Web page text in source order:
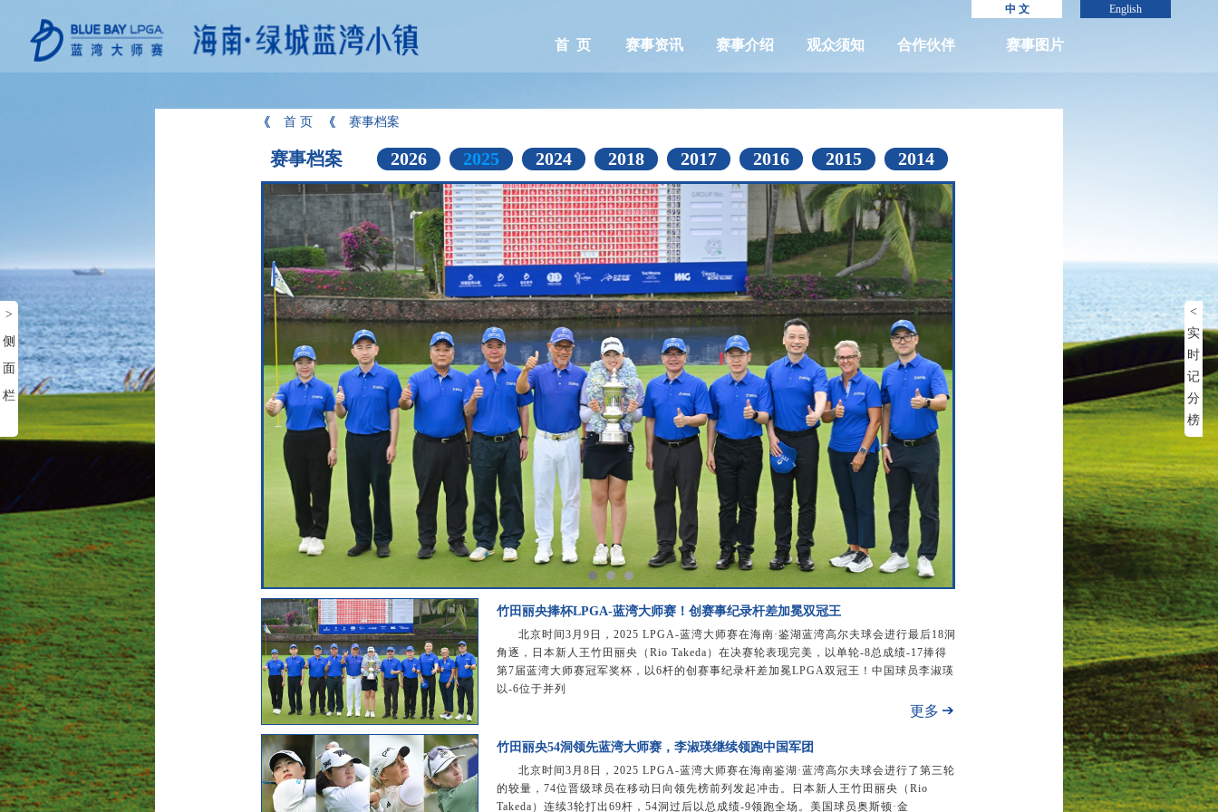
English
中 文
首 页 赛事资讯 赛事介绍 观众须知 合作伙伴 赛事图片
首 页 赛事档案
赛事档案 2014
2015
2016
2017
2018
2024
2025
2026
竹田丽央捧杯LPGA-蓝湾大师赛！创赛事纪录杆差加冕双冠王
北京时间3月9日，2025 LPGA-蓝湾大师赛在海南·鉴湖蓝湾高尔夫球会进行最后18洞
角逐，日本新人王竹田丽央（Rio Takeda）在决赛轮表现完美，以单轮-8总成绩-17捧得
第7届蓝湾大师赛冠军奖杯，以6杆的创赛事纪录杆差加冕LPGA双冠王！中国球员李淑瑛
以-6位于并列
更多
竹田丽央54洞领先蓝湾大师赛，李淑瑛继续领跑中国军团
北京时间3月8日，2025 LPGA-蓝湾大师赛在海南鉴湖·蓝湾高尔夫球会进行了第三轮
的较量，74位晋级球员在移动日向领先榜前列发起冲击。日本新人王竹田丽央（Rio
Takeda）连续3轮打出69杆，54洞过后以总成绩-9领跑全场。美国球员奥斯顿·金
>
侧
面
栏
<
实
时
记
分
榜